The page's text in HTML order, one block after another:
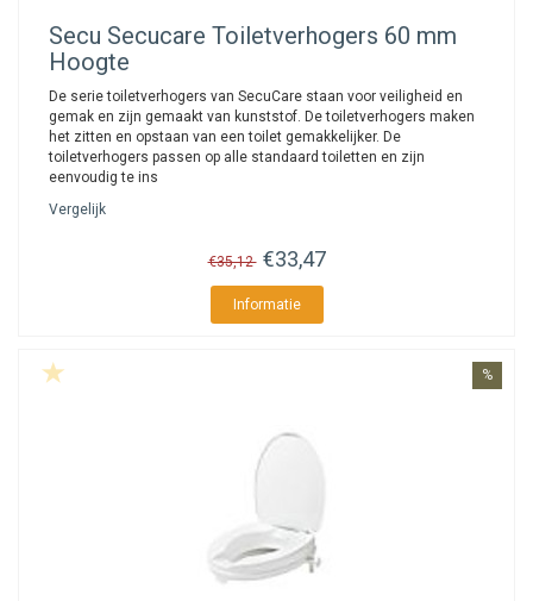
Secu Secucare Toiletverhogers 60 mm
Hoogte
De serie toiletverhogers van SecuCare staan voor veiligheid en
gemak en zijn gemaakt van kunststof. De toiletverhogers maken
het zitten en opstaan van een toilet gemakkelijker. De
toiletverhogers passen op alle standaard toiletten en zijn
eenvoudig te ins
Vergelijk
€35,12 €33,47
Informatie
%